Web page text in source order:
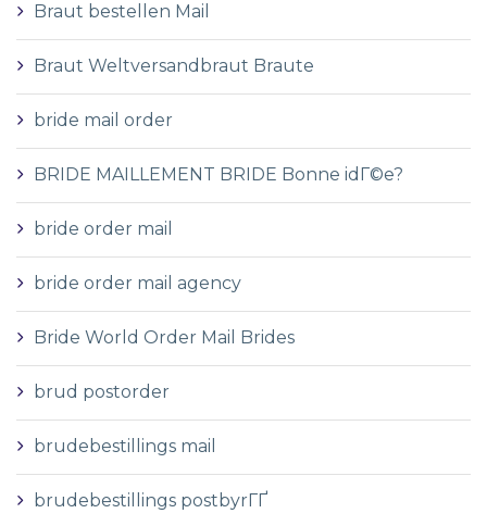
Braut bestellen Mail
Braut Weltversandbraut Braute
bride mail order
BRIDE MAILLEMENT BRIDE Bonne idГ©e?
bride order mail
bride order mail agency
Bride World Order Mail Brides
brud postorder
brudebestillings mail
brudebestillings postbyrГҐ